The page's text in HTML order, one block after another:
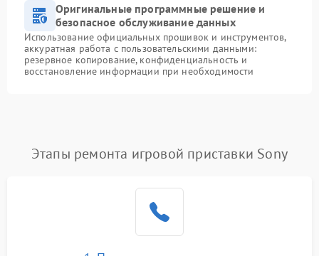
Оригинальные программные решение и
безопасное обслуживание данных
Использование официальных прошивок и инструментов,
аккуратная работа с пользовательскими данными:
резервное копирование, конфиденциальность и
восстановление информации при необходимости
Этапы ремонта игровой приставки Sony